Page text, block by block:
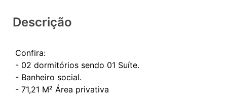
Descrição
Confira:
- 02 dormitórios sendo 01 Suíte.
- Banheiro social.
- 71,21 M² Área privativa